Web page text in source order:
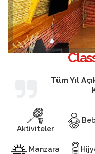
Tüm Yıl
Aktiviteler
Manzara